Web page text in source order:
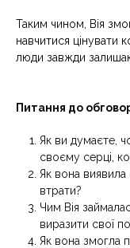
Таким чином, Вія
навчитися цінувати
люди завжди
Питання до
Як ви думаєте,
своєму серці,
Як вона
втрати?
Чим Вія
виразити свої
Як вона змогла